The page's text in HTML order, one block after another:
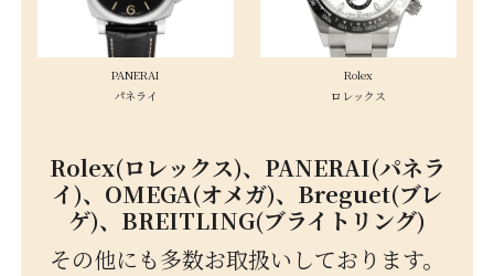
PANERAI
パネライ
Rolex
ロレックス
Rolex(ロレックス)、PANERAI(パネラ
イ)、OMEGA(オメガ)、Breguet(ブレ
ゲ)、BREITLING(ブライトリング)
その他にも多数お取扱いしております。